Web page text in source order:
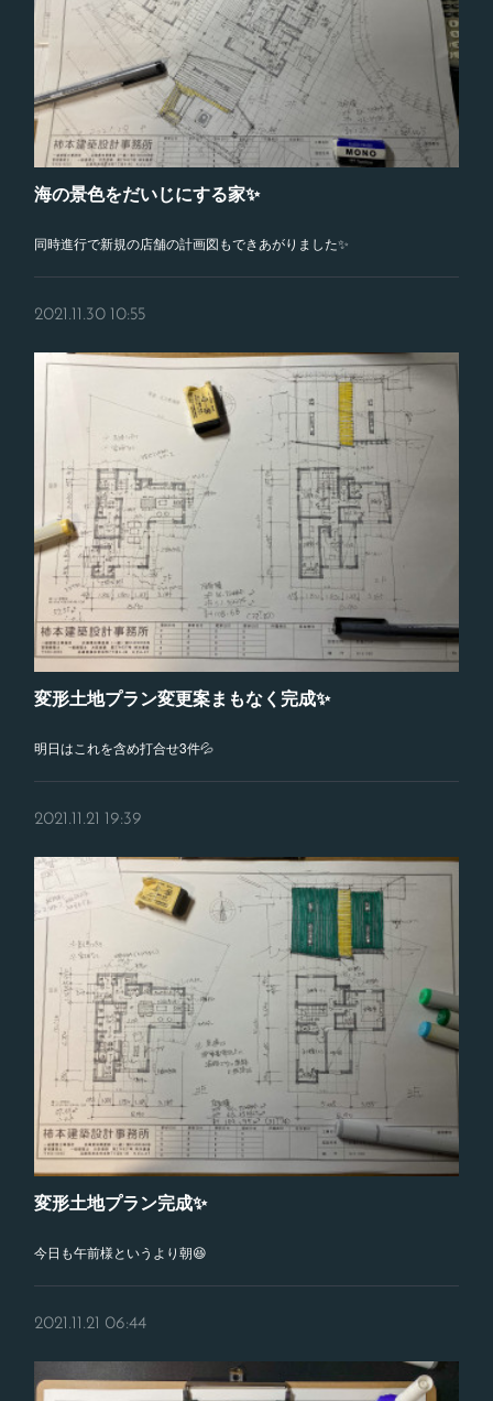
海の景色をだいじにする家✨
同時進行で新規の店舗の計画図もできあがりました✨
2021.11.30 10:55
変形土地プラン変更案まもなく完成✨
明日はこれを含め打合せ3件💦
2021.11.21 19:39
変形土地プラン完成✨
今日も午前様というより朝😆
2021.11.21 06:44